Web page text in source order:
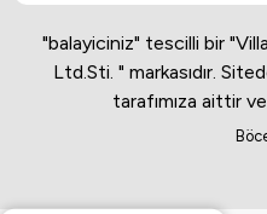
"balayiciniz" tescilli bir
Ltd.Sti. " markasıdır.
tarafımıza aittir